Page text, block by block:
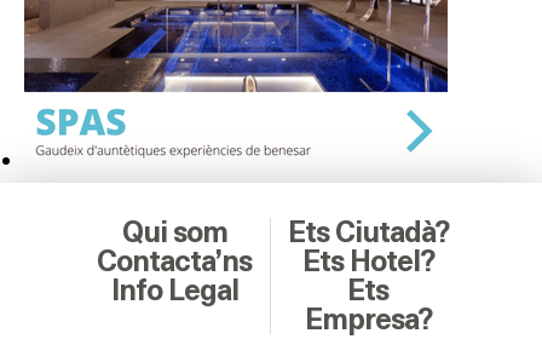
Qui som
Contacta’ns
Info Legal
Ets Ciutadà?
Ets Hotel?
Ets
Empresa?